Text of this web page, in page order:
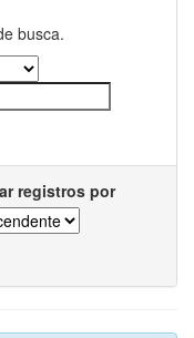
busca.
registros por